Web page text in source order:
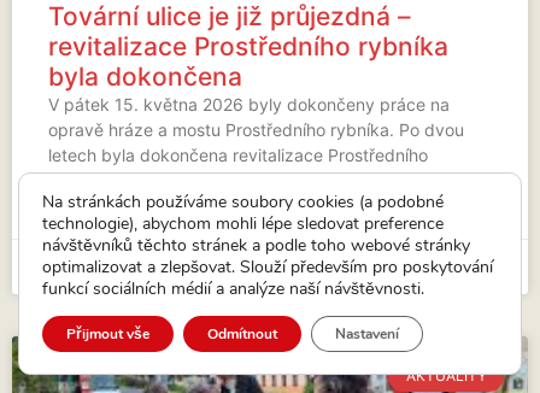
Tovární ulice je již průjezdná –
revitalizace Prostředního rybníka
byla dokončena
V pátek 15. května 2026 byly dokončeny práce na
opravě hráze a mostu Prostředního rybníka. Po dvou
letech byla dokončena revitalizace Prostředního
rybníka (byl vypuštěn od roku
VÍCE...
15. 5. 2026
AKTUALITY
Na stránkách používáme soubory cookies (a podobné
technologie), abychom mohli lépe sledovat preference
návštěvníků těchto stránek a podle toho webové stránky
optimalizovat a zlepšovat. Slouží především pro poskytování
funkcí sociálních médií a analýze naší návštěvnosti.
Přijmout vše Odmítnout Nastavení